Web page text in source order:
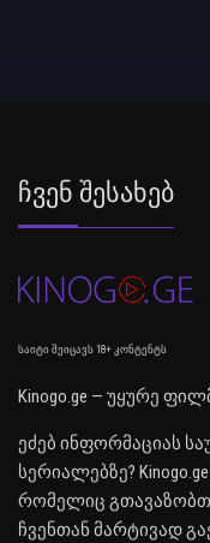
Ჩვენ Შესახებ
საიტი შეიცავს 18+ კონტენტს
Kinogo.ge — უყურე
ეძებ ინფორმაციას
სერიალებზე?
რომელიც გთავაზობთ
ჩვენთან მარტივად